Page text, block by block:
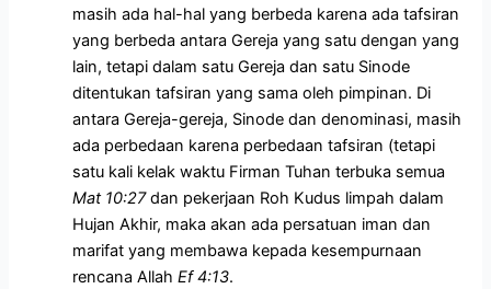
masih ada hal-hal yang berbeda karena ada tafsiran
yang berbeda antara Gereja yang satu dengan yang
lain, tetapi dalam satu Gereja dan satu Sinode
ditentukan tafsiran yang sama oleh pimpinan. Di
antara Gereja-gereja, Sinode dan denominasi, masih
ada perbedaan karena perbedaan tafsiran (tetapi
satu kali kelak waktu Firman Tuhan terbuka semua
Mat 10:27dan pekerjaan Roh Kudus limpah dalam
Hujan Akhir, maka akan ada persatuan iman dan
marifat yang membawa kepada kesempurnaan
rencana AllahEf 4:13.